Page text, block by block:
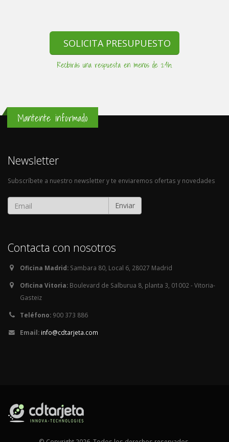
SOLICITA PRESUPUESTO
Recibirás una respuesta en menos de 24h.
Mantente informado
Newsletter
Subscríbete a nuestro newsletter y te enviaremos ofertas y novedades
Enviar
Contacta con nosotros
Oficina Madrid: Sambara 80, Local 6, 28027 Madrid
Oficina Vitoria: Boulevard de Salburua 8, planta 3, 01002 - Vitoria-
Gasteiz
Teléfono: 900 373 886
Email: info@cdtarjeta.com